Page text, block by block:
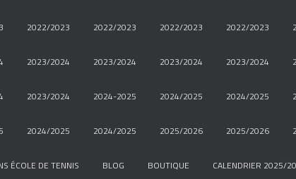
2022/2023 2022/2023 2022/2023 2022/2023
2023/2024 2023/2024 2023/2024 2023/2024
2023/2024 2024-2025 2024/2025 2024/2025
2024/2025 2024/2025 2025/2026 2025/2026
ÉCOLE DE TENNIS BLOG BOUTIQUE CALENDRIER 2025/